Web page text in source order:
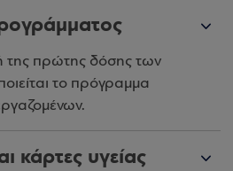
της πρώτης δόσης των
το πρόγραμμα
κάρτες υγείας